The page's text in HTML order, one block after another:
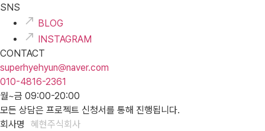
SNS
BLOG
INSTAGRAM
CONTACT
superhyehyun@naver.com
010-4816-2361
월~금 09:00-20:00
모든 상담은 프로젝트 신청서를 통해 진행됩니다.
회사명
혜현주식회사